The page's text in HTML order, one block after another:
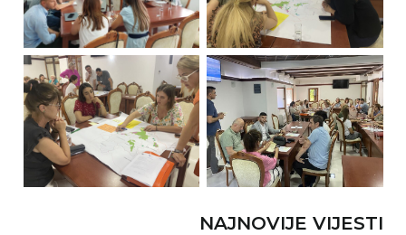
NAJNOVIJE VIJESTI